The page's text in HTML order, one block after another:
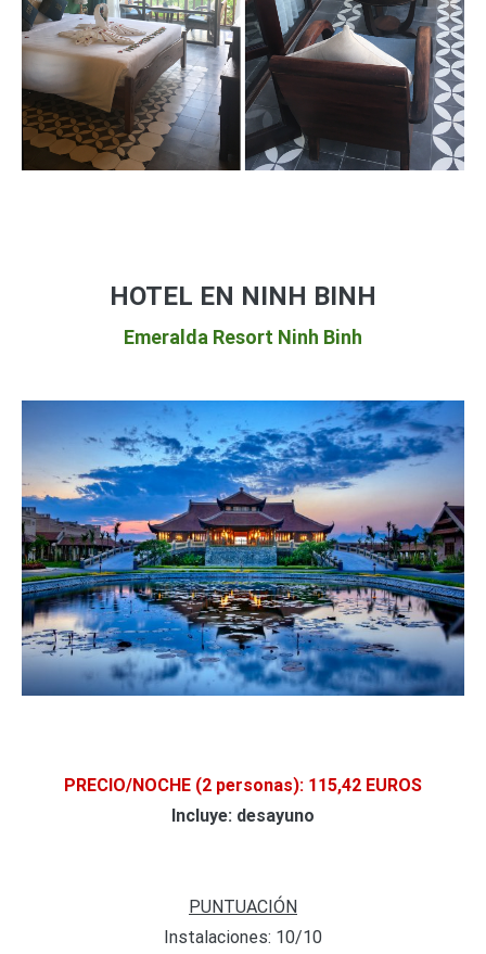
HOTEL EN NINH BINH
Emeralda Resort Ninh Binh
PRECIO/NOCHE (2 personas): 115,42 EUROS
Incluye: desayuno
PUNTUACIÓN
Instalaciones: 10/10